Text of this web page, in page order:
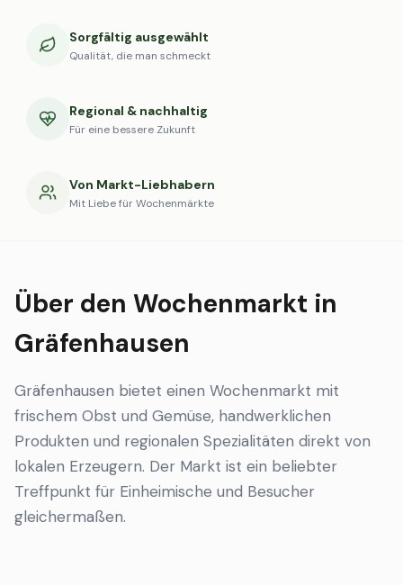
Sorgfältig ausgewählt
Qualität, die man schmeckt
Regional & nachhaltig
Für eine bessere Zukunft
Von Markt-Liebhabern
Mit Liebe für Wochenmärkte
Über den Wochenmarkt in
Gräfenhausen
Gräfenhausen bietet einen Wochenmarkt mit
frischem Obst und Gemüse, handwerklichen
Produkten und regionalen Spezialitäten direkt von
lokalen Erzeugern. Der Markt ist ein beliebter
Treffpunkt für Einheimische und Besucher
gleichermaßen.